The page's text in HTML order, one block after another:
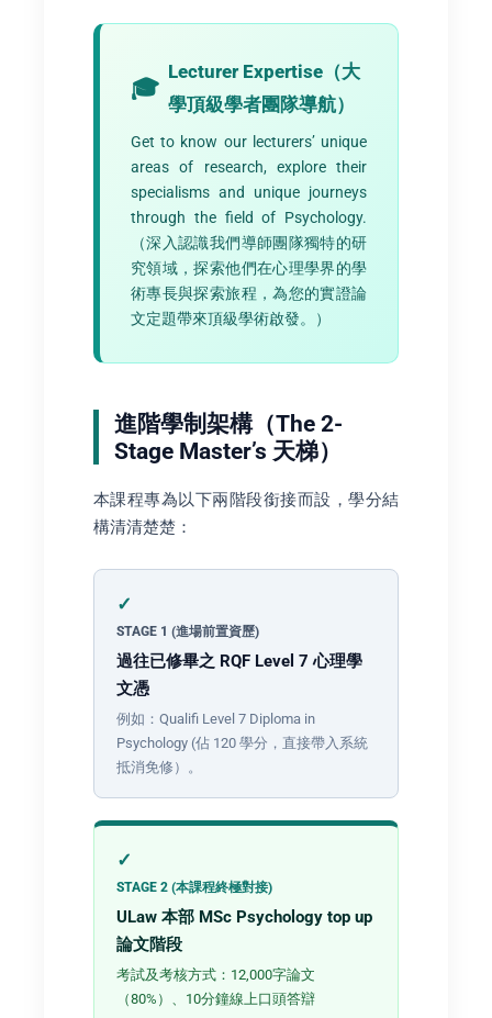
Lecturer Expertise（大
學頂級學者團隊導航）
Get to know our lecturers’ unique
areas of research, explore their
specialisms and unique journeys
through the field of Psychology.
（深入認識我們導師團隊獨特的研
究領域，探索他們在心理學界的學
術專長與探索旅程，為您的實證論
文定題帶來頂級學術啟發。）
進階學制架構（The 2-
Stage Master’s 天梯）
本課程專為以下兩階段銜接而設，學分結
構清清楚楚：
STAGE 1 (進場前置資歷)
過往已修畢之 RQF Level 7 心理學
文憑
例如：Qualifi Level 7 Diploma in
Psychology (佔 120 學分，直接帶入系統
抵消免修）。
STAGE 2 (本課程終極對接)
ULaw 本部 MSc Psychology top up
論文階段
考試及考核方式：12,000字論文
（80%）、10分鐘線上口頭答辯